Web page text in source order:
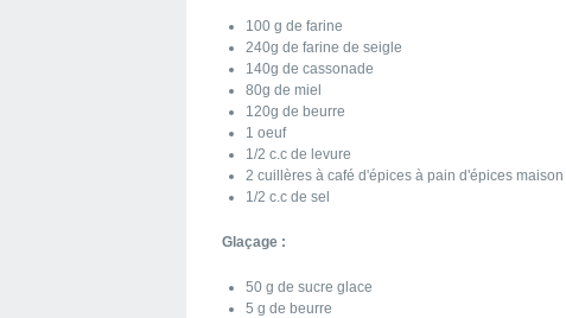
100 g de farine
240g de farine de seigle
140g de cassonade
80g de miel
120g de beurre
1 oeuf
1/2 c.c de levure
2 cuillères à café d'épices à pain d'épices maison
1/2 c.c de sel
Glaçage :
50 g de sucre glace
5 g de beurre